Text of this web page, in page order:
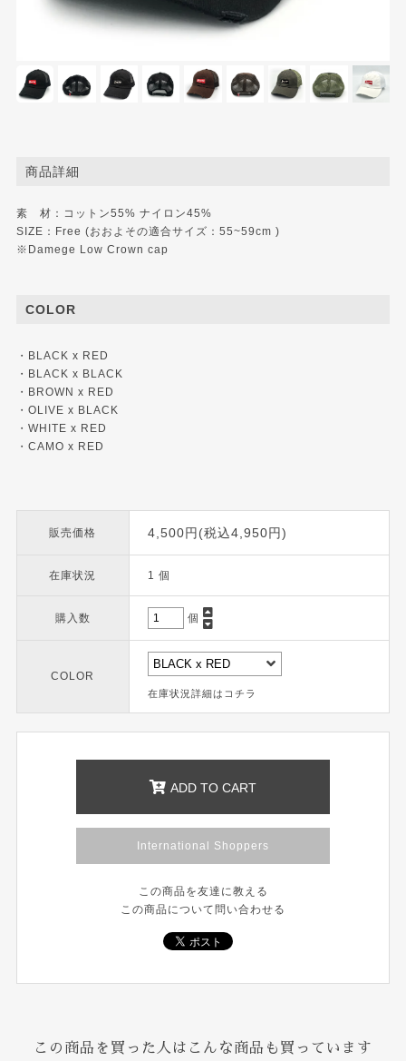
商品詳細
素 材：コットン55% ナイロン45%
SIZE：Free (おおよその適合サイズ：55~59cm )
※Damege Low Crown cap
COLOR
・BLACK x RED
・BLACK x BLACK
・BROWN x RED
・OLIVE x BLACK
・WHITE x RED
・CAMO x RED
販売価格 4,500円(税込4,950円)
在庫状況 1 個
購入数 個
COLOR
在庫状況詳細はコチラ
ADD TO CART
International Shoppers
この商品を友達に教える
この商品について問い合わせる
この商品を買った人はこんな商品も買っています